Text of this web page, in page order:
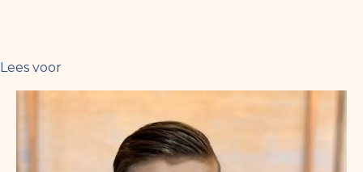
Lees voor